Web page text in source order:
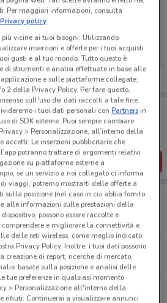
non abbiamo pubblicato
zona. Riprova più tardi.
sempre con te!
migliori offerte dei negozi vicino a te,
la tua lista del risparmio, comodamente
SCARICA L’APP
Lungomare Starita, 4 Bari
Tutti i negozi Eataly
Per maggiori informazioni, consulta
Privacy policy
vicine ai tuoi bisogni: Utilizzando
inserzioni e offerte per i tuoi acquisti
gusti e al tuo mondo. Tutto questo è
di strumenti e analisi effettuate in base alle
e sulle piattaforme collegate,
2 della Privacy Policy. Per fare questo,
sull'uso dei dati raccolti a tale fine.
i tuoi dati personali conPartnersin
di SDK esterne. Puoi sempre cambiare
> Personalizzazione, all’interno della
accetti: Le inserzioni pubblicitarie che
potranno trattare di argomenti relativi
su piattaforme esterne a
se un servizio a noi collegato ci informa
viaggi, potremo mostrarti delle offerte a
sulla posizione (nel caso in cui abbia fornito
alle informazioni sulle prestazioni della
possono essere raccolte e
comprendere e migliorare la connettività e
delle reti wireless, come meglio indicato
Privacy Policy. Inoltre, i tuoi dati possono
creazione di report, ricerche di mercato,
basate sulla posizione e analisi delle
tue preferenze in qualsiasi momento
> Personalizzazione all'interno della
rifiuti: Continuerai a visualizzare annunci